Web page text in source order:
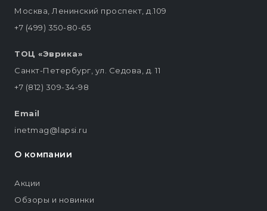
Москва, Ленинский проспект, д.109
+7 (499) 350-80-65
ТОЦ «Эврика»
Санкт-Петербург, ул. Седова, д. 11
+7 (812) 309-34-98
Email
inetmag@lapsi.ru
О компании
Акции
Обзоры и новинки